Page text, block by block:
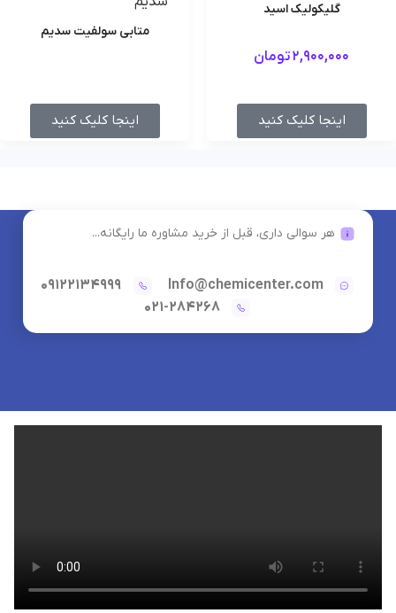
گلیکولیک اسید
2,900,000تومان
اینجا کلیک کنید
متابی سولفیت سدیم
اینجا کلیک کنید
هر سوالی داری، قبل از خرید مشاوره ما رایگانه...
Info@chemicenter.com
09122134999
021-284268